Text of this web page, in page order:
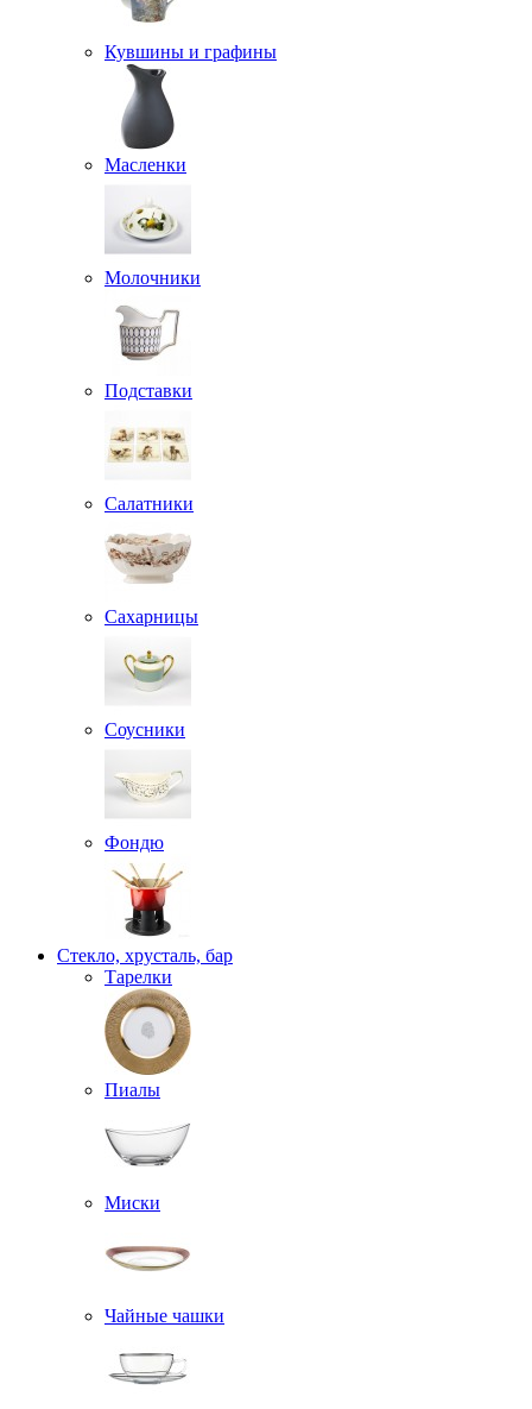
Кувшины и графины
Масленки
Молочники
Подставки
Салатники
Сахарницы
Соусники
Фондю
Стекло, хрусталь, бар
Тарелки
Пиалы
Миски
Чайные чашки